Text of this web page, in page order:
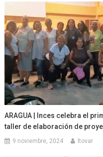
ARAGUA | Inces celebra el
taller de elaboración de
9 noviembre, 2024 ltovar